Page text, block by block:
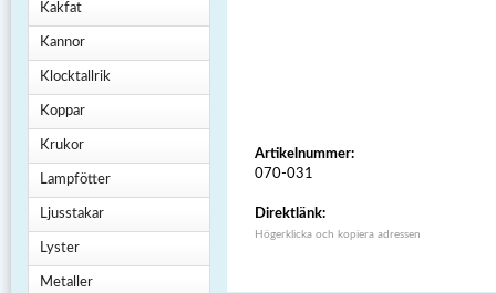
Kakfat
Kannor
Klocktallrik
Koppar
Krukor
Lampfötter
Ljusstakar
Lyster
Metaller
Artikelnummer:
070-031
Direktlänk:
Högerklicka och kopiera adressen